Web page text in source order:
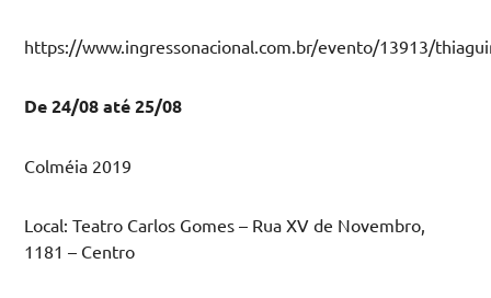
https://www.ingressonacional.com.br/evento/13913/
De 24/08 até 25/08
Colméia 2019
Local: Teatro Carlos Gomes – Rua XV de Novembro,
1181 – Centro